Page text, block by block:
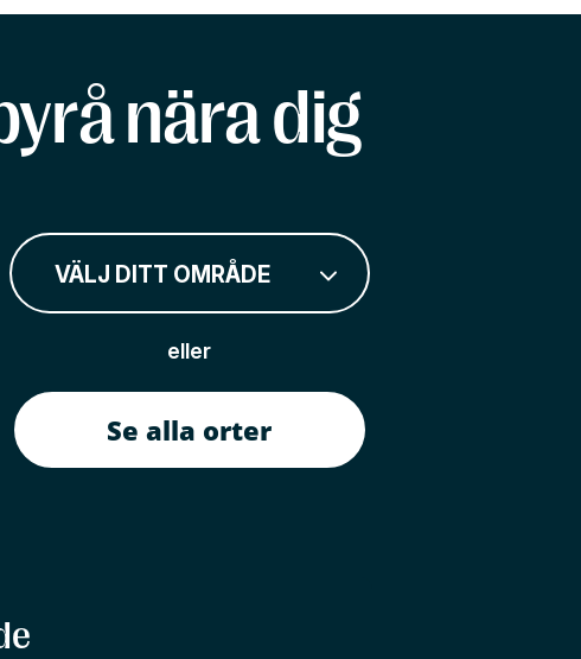
nära dig
VÄLJ DITT OMRÅDE
eller
Se alla orter